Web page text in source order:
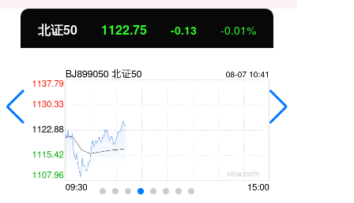
北证50 1122.56 -0.32 -0.03%